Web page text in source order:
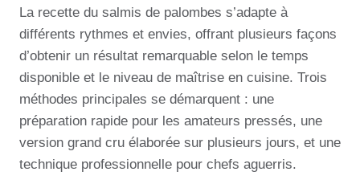
La recette du salmis de palombes s’adapte à
différents rythmes et envies, offrant plusieurs façons
d’obtenir un résultat remarquable selon le temps
disponible et le niveau de maîtrise en cuisine. Trois
méthodes principales se démarquent : une
préparation rapide pour les amateurs pressés, une
version grand cru élaborée sur plusieurs jours, et une
technique professionnelle pour chefs aguerris.